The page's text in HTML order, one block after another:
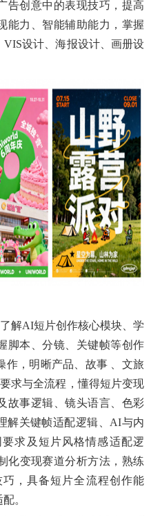
告创意中的表现技巧，提高
能力、智能辅助能力，掌握
VIS设计、海报设计、画册设
了解AI短片创作核心模块、学
脚本、分镜、关键帧等创作
作，明晰产品、故事 、文旅
求与全流程，懂得短片变现
故事逻辑、镜头语言、色彩
解关键帧适配逻辑、AI与内
求及短片风格情感适配逻
化变现赛道分析方法，熟练
，具备短片全流程创作能
。